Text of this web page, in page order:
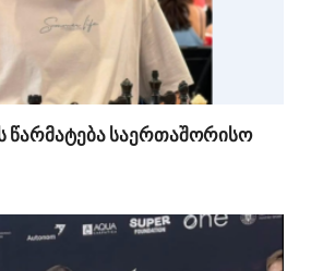
წარმატება საერთაშორისო